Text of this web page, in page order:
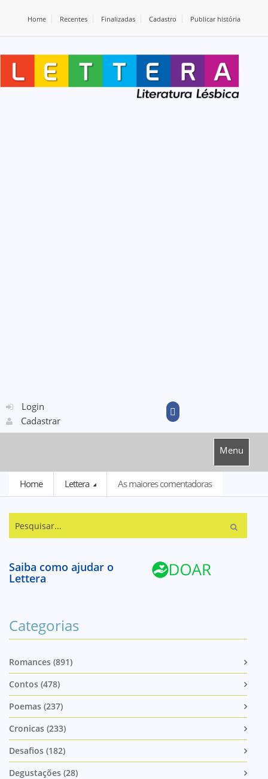
Home Recentes Finalizadas Cadastro Publicar história
Login
Cadastrar
Menu
Home Lettera As maiores comentadoras
Busca
Saiba como ajudar o
Lettera
Categorias
Romances (891)
Contos (478)
Poemas (237)
Cronicas (233)
Desafios (182)
Degustações (28)